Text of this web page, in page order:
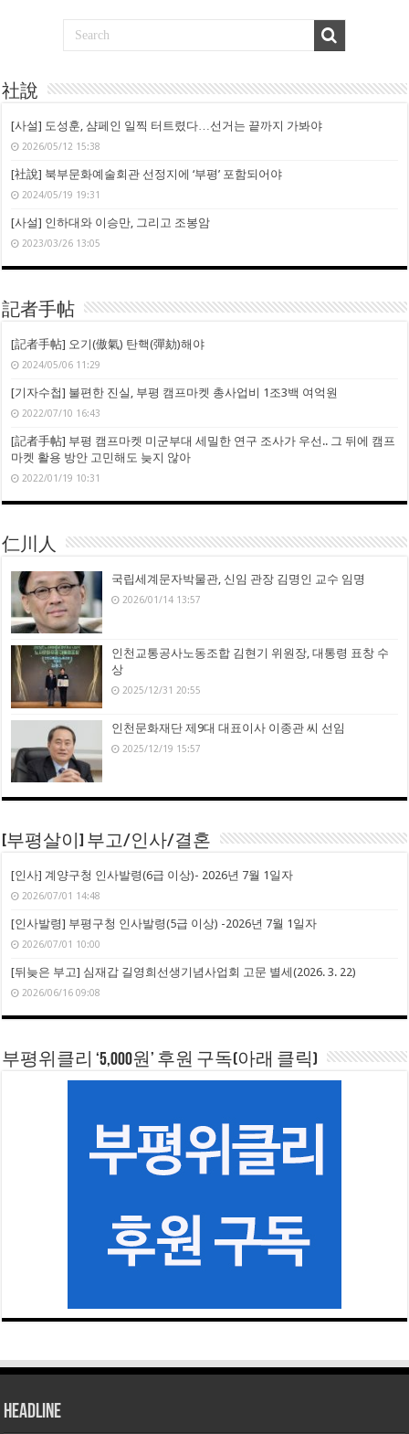
社說
[사설] 도성훈, 샴페인 일찍 터트렸다…선거는 끝까지 가봐야
2026/05/12 15:38
[社說] 북부문화예술회관 선정지에 ‘부평’ 포함되어야
2024/05/19 19:31
[사설] 인하대와 이승만, 그리고 조봉암
2023/03/26 13:05
記者手帖
[記者手帖] 오기(傲氣) 탄핵(彈劾)해야
2024/05/06 11:29
[기자수첩] 불편한 진실, 부평 캠프마켓 총사업비 1조3백 여억원
2022/07/10 16:43
[記者手帖] 부평 캠프마켓 미군부대 세밀한 연구 조사가 우선.. 그 뒤에 캠프
마켓 활용 방안 고민해도 늦지 않아
2022/01/19 10:31
仁川人
국립세계문자박물관, 신임 관장 김명인 교수 임명
2026/01/14 13:57
인천교통공사노동조합 김현기 위원장, 대통령 표창 수
상
2025/12/31 20:55
인천문화재단 제9대 대표이사 이종관 씨 선임
2025/12/19 15:57
[부평살이] 부고/인사/결혼
[인사] 계양구청 인사발령(6급 이상)- 2026년 7월 1일자
2026/07/01 14:48
[인사발령] 부평구청 인사발령(5급 이상) -2026년 7월 1일자
2026/07/01 10:00
[뒤늦은 부고] 심재갑 길영희선생기념사업회 고문 별세(2026. 3. 22)
2026/06/16 09:08
부평위클리 ‘5,000원’ 후원 구독(아래 클릭)
HEADLINE